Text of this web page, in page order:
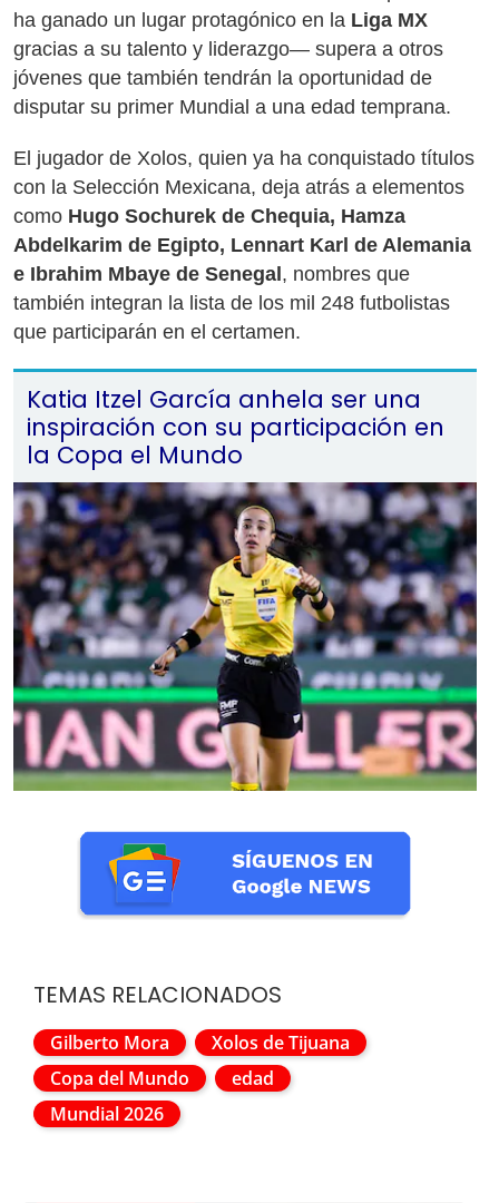
ha ganado un lugar protagónico en la Liga MX
gracias a su talento y liderazgo— supera a otros
jóvenes que también tendrán la oportunidad de
disputar su primer Mundial a una edad temprana.
El jugador de Xolos, quien ya ha conquistado títulos
con la Selección Mexicana, deja atrás a elementos
como Hugo Sochurek de Chequia, Hamza
Abdelkarim de Egipto, Lennart Karl de Alemania
e Ibrahim Mbaye de Senegal , nombres que
también integran la lista de los mil 248 futbolistas
que participarán en el certamen.
Katia Itzel García anhela ser una
inspiración con su participación en
la Copa el Mundo
TEMAS RELACIONADOS
Gilberto Mora
Xolos de Tijuana
Copa del Mundo
edad
Mundial 2026